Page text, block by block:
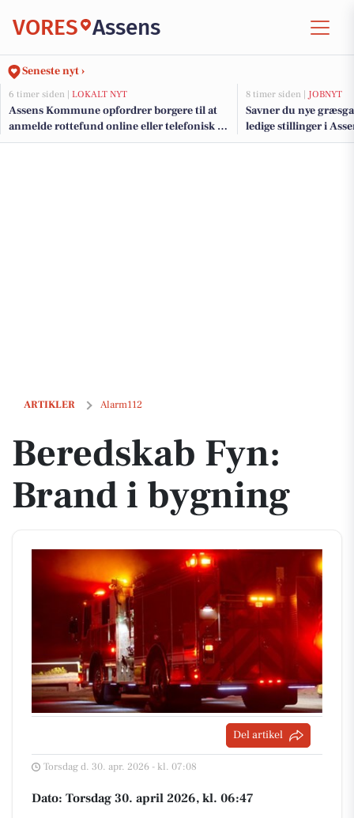
VORES Assens
Seneste nyt ›
6 timer siden | LOKALT NYT
Assens Kommune opfordrer borgere til at
anmelde rottefund online eller telefonisk på
hverdage
8 timer siden | JOBNYT
Savner du nye
ledige stillinger i
ARTIKLER Alarm112
Beredskab Fyn: Brand i bygning
Beredskab Fyn:
Brand i bygning
Del artikel
Torsdag d. 30. apr. 2026 - kl. 07:08
Dato: Torsdag 30. april 2026, kl. 06:47